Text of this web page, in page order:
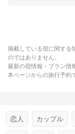
掲載している宿に関する
のではありません。
最新の宿情報・プラン情
本ページからの旅行予約
恋人 カップル